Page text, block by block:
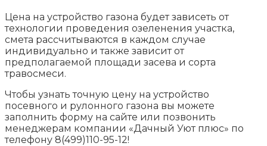
Цена на устройство газона будет зависеть от
технологии проведения озеленения участка,
смета рассчитываются в каждом случае
индивидуально и также зависит от
предполагаемой площади засева и сорта
травосмеси.
Чтобы узнать точную цену на устройство
посевного и рулонного газона вы можете
заполнить форму на сайте или позвонить
менеджерам компании «Дачный Уют плюс» по
телефону 8(499)110-95-12!